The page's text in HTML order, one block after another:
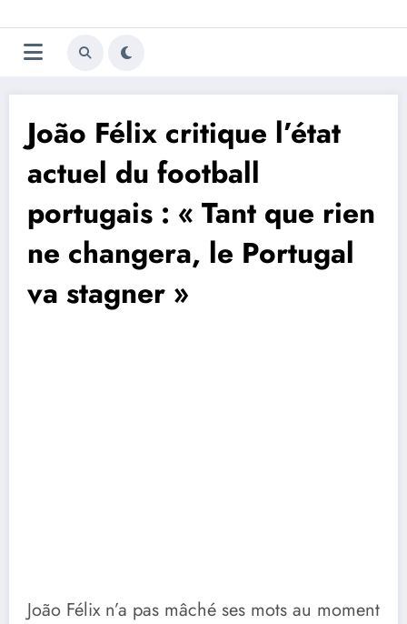
au
contenu
Trivela
L'actualité du football
João Félix critique l’état
actuel du football
portugais : « Tant que rien
ne changera, le Portugal
va stagner »
João Félix n’a pas mâché ses mots au moment